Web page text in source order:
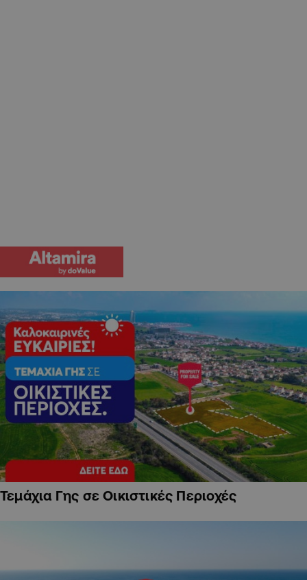
Τεμάχια Γης σε Οικιστικές Περιοχές